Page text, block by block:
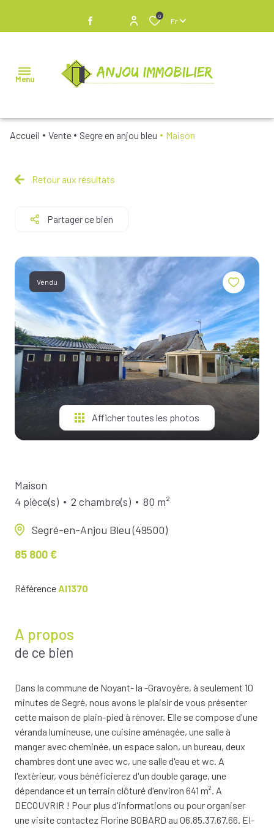
0
Fr
Menu
VENDRE
BIENS
NOS
BIENS À
LA
LOCATION
ESTIMEZ
VOTRE
BIEN
NOTRE
ÉQUIPE
Accueil Vente Segre en anjou bleu Maison
Retour aux résultats
Partager ce bien
Vendu
Afficher toutes les photos
Maison
4 pièce(s)
2 chambre(s) 80 m²
Segré-en-Anjou Bleu (49500)
85 800 €
RéférenceAI1370
A propos
de ce bien
Dans la commune de Noyant- la -Gravoyère, à seulement 10
minutes de Segré, nous avons le plaisir de vous présenter
cette maison de plain-pied à rénover. Elle se compose d'une
véranda lumineuse, une cuisine aménagée, une salle à
manger avec cheminée, un espace salon, un bureau, deux
chambres dont une avec wc, une salle d'eau et wc. A
l'extèrieur, vous bénéficierez d'un double garage, une
dépendance et un terrain clôturé d'environ 641 m². A
DECOUVRIR ! Pour plus d'informations ou pour organiser
une visite contactez Florine BOBARD au 06.85.37.67.66. EI-